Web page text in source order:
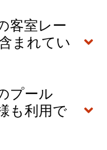
客室レー
まれてい
プール
も利用で